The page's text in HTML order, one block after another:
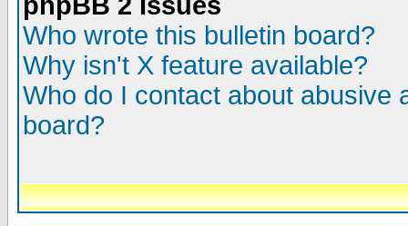
Who wrote this bulletin board?
Why isn't X feature available?
Who do I contact about abusive
board?